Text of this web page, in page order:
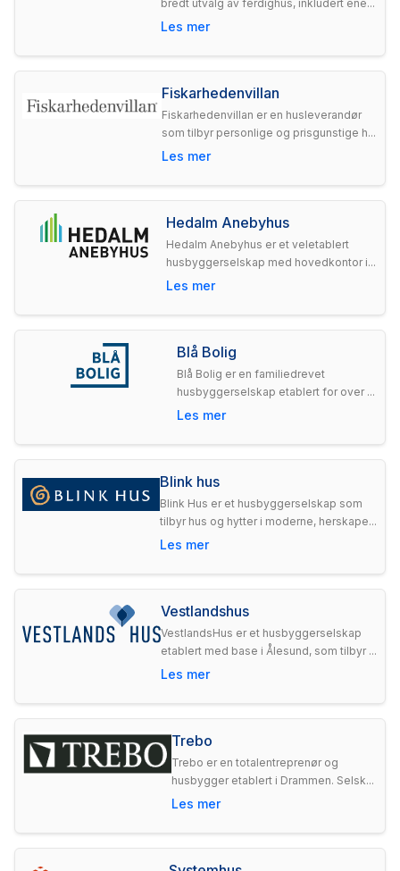
bredt utvalg av ferdighus, inkludert ene...
Les mer
Fiskarhedenvillan
Fiskarhedenvillan er en husleverandør
som tilbyr personlige og prisgunstige h...
Les mer
Hedalm Anebyhus
Hedalm Anebyhus er et veletablert
husbyggerselskap med hovedkontor i...
Les mer
Blå Bolig
Blå Bolig er en familiedrevet
husbyggerselskap etablert for over ...
Les mer
Blink hus
Blink Hus er et husbyggerselskap som
tilbyr hus og hytter i moderne, herskape...
Les mer
Vestlandshus
VestlandsHus er et husbyggerselskap
etablert med base i Ålesund, som tilbyr ...
Les mer
Trebo
Trebo er en totalentreprenør og
husbygger etablert i Drammen. Selsk...
Les mer